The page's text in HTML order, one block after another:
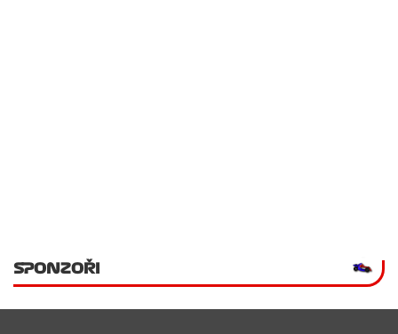
SPONZOŘI